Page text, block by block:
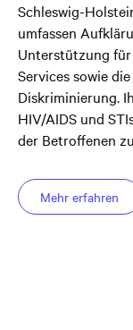
Schleswig-
umfassen
Unterstützung
Services sowie
Diskriminierung.
HIV/AIDS und
der Betroffenen
Mehr erfahren